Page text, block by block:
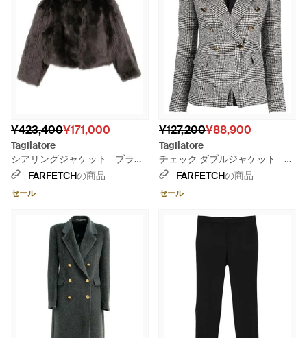
¥423,400¥171,000
Tagliatore
シアリングジャケット - ブラッ
ク
FARFETCHの商品
セール
¥127,200¥88,900
Tagliatore
チェック ダブルジャケット - ブ
ラックFARFETCHの商品
セール